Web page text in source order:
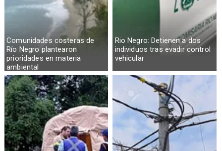
Comunidades costeras de
Río Negro plantearon
prioridades en materia
ambiental
Rio Negro: Detienen a dos
individuos tras evadir control
vehicular